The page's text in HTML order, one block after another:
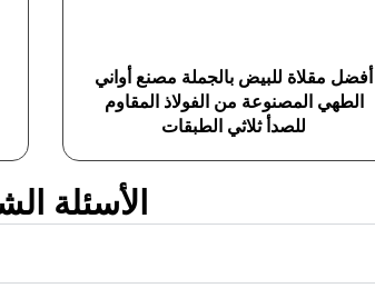
أفضل مقلاة للبيض بالجملة مصنع أواني
الطهي المصنوعة من الفولاذ المقاوم
للصدأ ثلاثي الطبقات
الأسئلة